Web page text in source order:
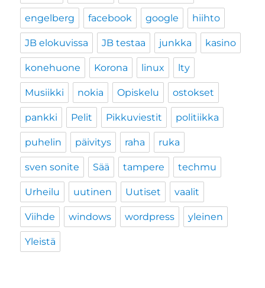
engelberg facebook google hiihto
JB elokuvissa JB testaa junkka kasino
konehuone Korona linux lty
Musiikki nokia Opiskelu ostokset
pankki Pelit Pikkuviestit politiikka
puhelin päivitys raha ruka
sven sonite Sää tampere techmu
Urheilu uutinen Uutiset vaalit
Viihde windows wordpress yleinen
Yleistä